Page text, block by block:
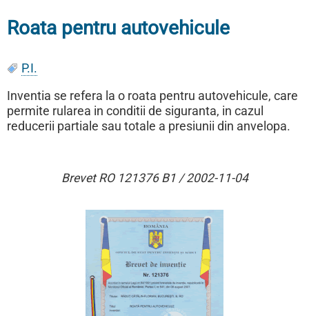
Roata pentru autovehicule
P.I.
Inventia se refera la o roata pentru autovehicule, care
permite rularea in conditii de siguranta, in cazul
reducerii partiale sau totale a presiunii din anvelopa.
Brevet RO 121376 B1 / 2002-11-04